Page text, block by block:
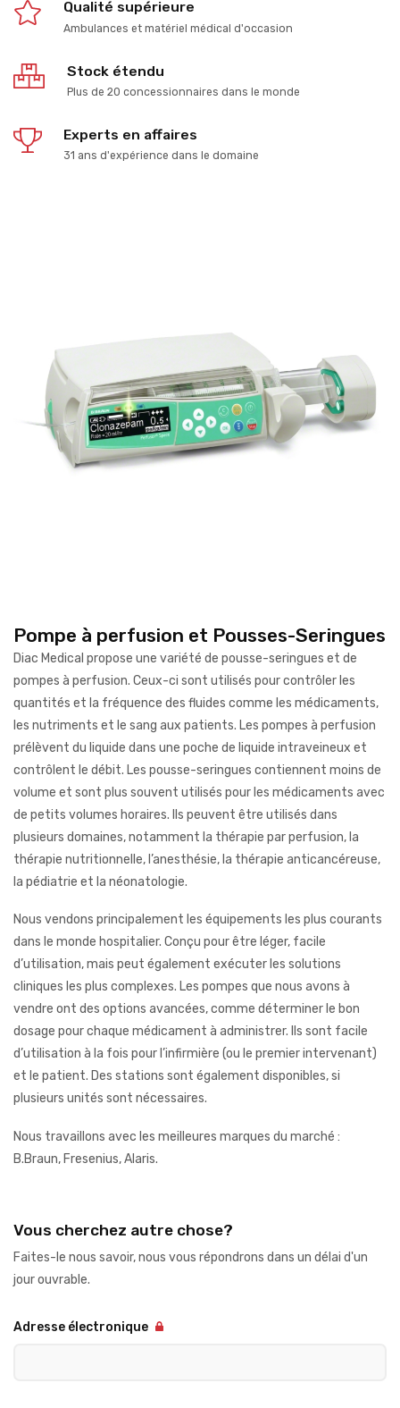
Qualité supérieure
Ambulances et matériel médical d'occasion
Stock étendu
Plus de 20 concessionnaires dans le monde
Experts en affaires
31 ans d'expérience dans le domaine
Pompe à perfusion et Pousses-Seringues
Diac Medical propose une variété de pousse-seringues et de
pompes à perfusion. Ceux-ci sont utilisés pour contrôler les
quantités et la fréquence des fluides comme les médicaments,
les nutriments et le sang aux patients. Les pompes à perfusion
prélèvent du liquide dans une poche de liquide intraveineux et
contrôlent le débit. Les pousse-seringues contiennent moins de
volume et sont plus souvent utilisés pour les médicaments avec
de petits volumes horaires. Ils peuvent être utilisés dans
plusieurs domaines, notamment la thérapie par perfusion, la
thérapie nutritionnelle, l’anesthésie, la thérapie anticancéreuse,
la pédiatrie et la néonatologie.
Nous vendons principalement les équipements les plus courants
dans le monde hospitalier. Conçu pour être léger, facile
d’utilisation, mais peut également exécuter les solutions
cliniques les plus complexes. Les pompes que nous avons à
vendre ont des options avancées, comme déterminer le bon
dosage pour chaque médicament à administrer. Ils sont facile
d’utilisation à la fois pour l’infirmière (ou le premier intervenant)
et le patient. Des stations sont également disponibles, si
plusieurs unités sont nécessaires.
Nous travaillons avec les meilleures marques du marché :
B.Braun, Fresenius, Alaris.
Vous cherchez autre chose?
Faites-le nous savoir, nous vous répondrons dans un délai d'un
jour ouvrable.
Adresse électronique